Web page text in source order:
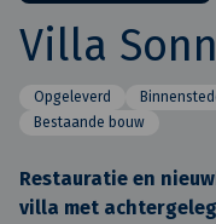
Villa
Opgeleverd
Bestaande bouw
Restauratie en
villa met